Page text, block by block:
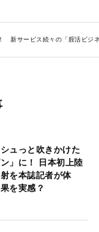
新サービス続々の「腟活ビジ
ュっと吹きかけた
」に！ 日本初上陸
を本誌記者が体
を実感？